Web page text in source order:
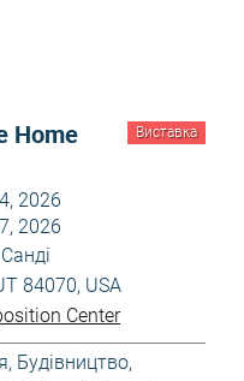
Виставка
Home
2026
2026
84070, USA
Center
, Будівництво,